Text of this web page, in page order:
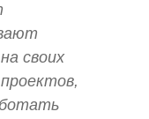
своих